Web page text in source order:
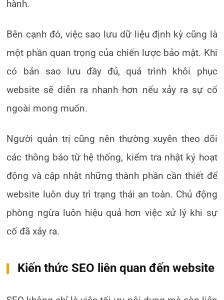
hành.
Bên cạnh đó, việc sao lưu dữ liệu định kỳ cũng là
một phần quan trọng của chiến lược bảo mật. Khi
có bản sao lưu đầy đủ, quá trình khôi phục
website sẽ diễn ra nhanh hơn nếu xảy ra sự cố
ngoài mong muốn.
Người quản trị cũng nên thường xuyên theo dõi
các thông báo từ hệ thống, kiểm tra nhật ký hoạt
động và cập nhật những thành phần cần thiết để
website luôn duy trì trạng thái an toàn. Chủ động
phòng ngừa luôn hiệu quả hơn việc xử lý khi sự
cố đã xảy ra.
Kiến thức SEO liên quan đến website